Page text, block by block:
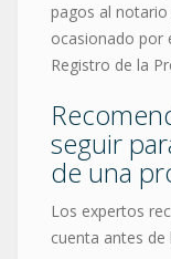
pagos al
ocasionado por
Registro de la
seguir
de una
Los expertos
cuenta antes de